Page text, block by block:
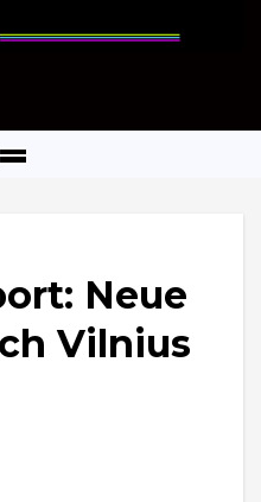
Neue
Vilnius